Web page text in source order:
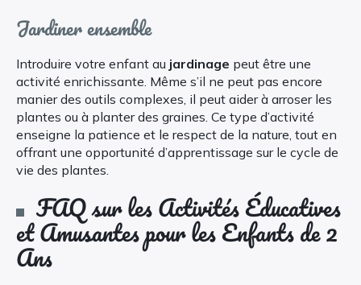
Jardiner ensemble
Introduire votre enfant au jardinage peut être une
activité enrichissante. Même s’il ne peut pas encore
manier des outils complexes, il peut aider à arroser les
plantes ou à planter des graines. Ce type d’activité
enseigne la patience et le respect de la nature, tout en
offrant une opportunité d’apprentissage sur le cycle de
vie des plantes.
FAQ sur les Activités Éducatives
et Amusantes pour les Enfants de 2
Ans